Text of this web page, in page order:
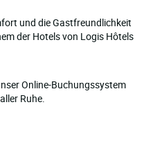
und die Gastfreundlichkeit
der Hotels von Logis Hôtels
Online-Buchungssystem
Ruhe.